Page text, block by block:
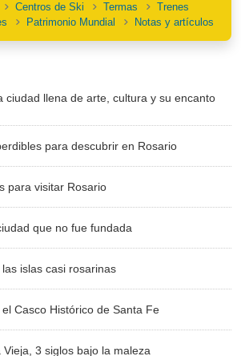
Centros de Ski Termas
Trenes
Patrimonio Mundial Notas y artículos
ciudad llena de arte, cultura y su encanto
para descubrir en Rosario
para visitar Rosario
que no fue fundada
islas casi rosarinas
Casco Histórico de Santa Fe
3 siglos bajo la maleza